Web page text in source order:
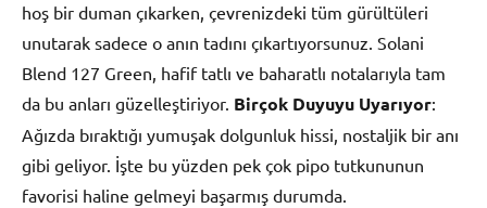
hoş bir duman çıkarken, çevrenizdeki tüm gürültüleri
unutarak sadece o anın tadını çıkartıyorsunuz. Solani
Blend 127 Green, hafif tatlı ve baharatlı notalarıyla tam
da bu anları güzelleştiriyor. Birçok Duyuyu Uyarıyor:
Ağızda bıraktığı yumuşak dolgunluk hissi, nostaljik bir anı
gibi geliyor. İşte bu yüzden pek çok pipo tutkununun
favorisi haline gelmeyi başarmış durumda.